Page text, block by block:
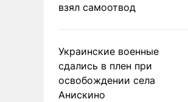
взял самоотвод
Украинские военные
сдались в плен при
освобождении села
Анискино